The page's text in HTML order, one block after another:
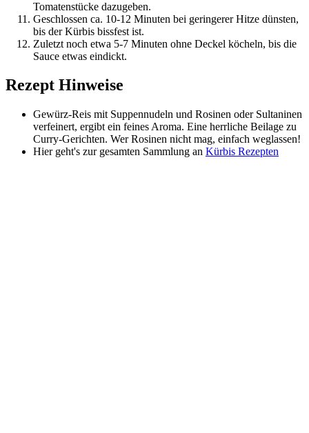
Tomatenstücke dazugeben.
Geschlossen ca. 10-12 Minuten bei geringerer Hitze dünsten,
bis der Kürbis bissfest ist.
Zuletzt noch etwa 5-7 Minuten ohne Deckel köcheln, bis die
Sauce etwas eindickt.
Rezept Hinweise
Gewürz-Reis mit Suppennudeln und Rosinen oder Sultaninen
verfeinert, ergibt ein feines Aroma. Eine herrliche Beilage zu
Curry-Gerichten. Wer Rosinen nicht mag, einfach weglassen!
Hier geht's zur gesamten Sammlung an Kürbis Rezepten